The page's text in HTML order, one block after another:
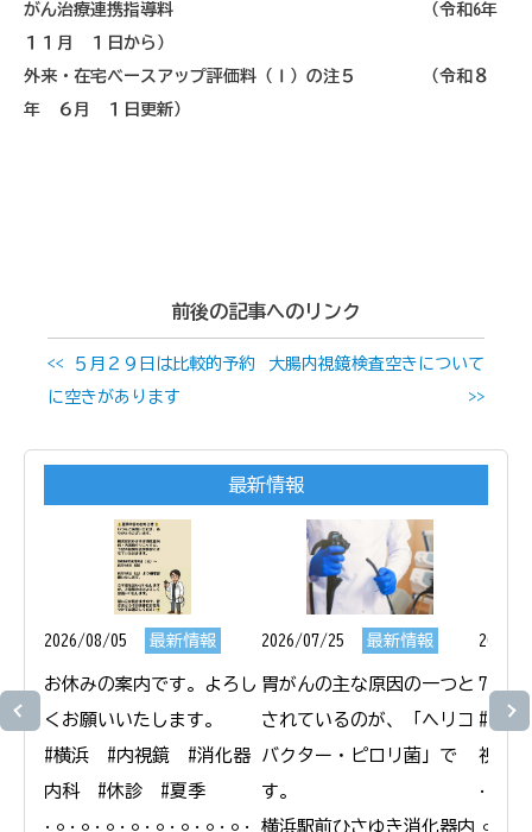
がん治療連携指導料 （令和 6年
１１月 １日から）
外来・在宅ベースアップ評価料（
）の注５ （令和８
年 ６月 １日更新）
前後の記事へのリンク
<< ５月２９日は比較的予約
に空きがあります
大腸内視鏡検査空きについて
>>
最新情報
2026/08/05 最新情報
お休みの案内です。よろし
くお願いいたします。
#横浜　#内視鏡　#消化器
内科　#休診　#夏季
𐄁𐄙𐄁𐄙𐄁𐄙𐄁𐄙𐄁𐄙𐄁𐄙𐄁𐄙𐄁𐄙𐄁
2026/07/25 最新情報
胃がんの主な原因の一つと
されているのが、「ヘリコ
バクター・ピロリ菌」で
す。
横浜駅前ひさゆき消化器内
2026/
7月19
#横浜
視鏡